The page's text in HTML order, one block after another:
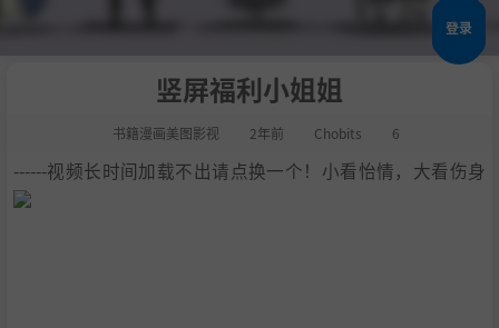
登录
竖屏福利小姐姐
书籍漫画美图影视 2年前 Chobits 6
------视频长时间加载不出请点换一个！小看怡情，大看伤身